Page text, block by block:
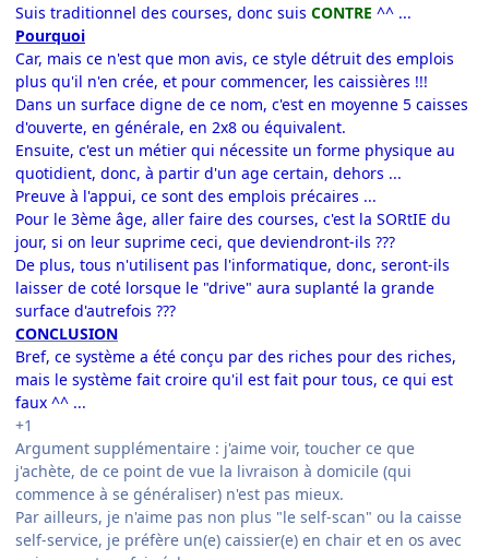
Suis traditionnel des courses, donc suis CONTRE ^^ ...
Pourquoi
Car, mais ce n'est que mon avis, ce style détruit des emplois
plus qu'il n'en crée, et pour commencer, les caissières !!!
Dans un surface digne de ce nom, c'est en moyenne 5 caisses
d'ouverte, en générale, en 2x8 ou équivalent.
Ensuite, c'est un métier qui nécessite un forme physique au
quotidient, donc, à partir d'un age certain, dehors ...
Preuve à l'appui, ce sont des emplois précaires ...
Pour le 3ème âge, aller faire des courses, c'est la SORtIE du
jour, si on leur suprime ceci, que deviendront-ils ???
De plus, tous n'utilisent pas l'informatique, donc, seront-ils
laisser de coté lorsque le "drive" aura suplanté la grande
surface d'autrefois ???
CONCLUSION
Bref, ce système a été conçu par des riches pour des riches,
mais le système fait croire qu'il est fait pour tous, ce qui est
faux ^^ ...
+1
Argument supplémentaire : j'aime voir, toucher ce que
j'achète, de ce point de vue la livraison à domicile (qui
commence à se généraliser) n'est pas mieux.
Par ailleurs, je n'aime pas non plus "le self-scan" ou la caisse
self-service, je préfère un(e) caissier(e) en chair et en os avec